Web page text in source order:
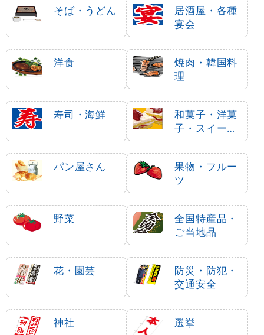
そば・うどん
居酒屋・各種
宴会
洋食
焼肉・韓国料
理
寿司・海鮮
和菓子・洋菓
子・スイーツ
・アイス
パン屋さん
果物・フルー
ツ
野菜
全国特産品・
ご当地品
花・園芸
防災・防犯・
交通安全
神社 選挙